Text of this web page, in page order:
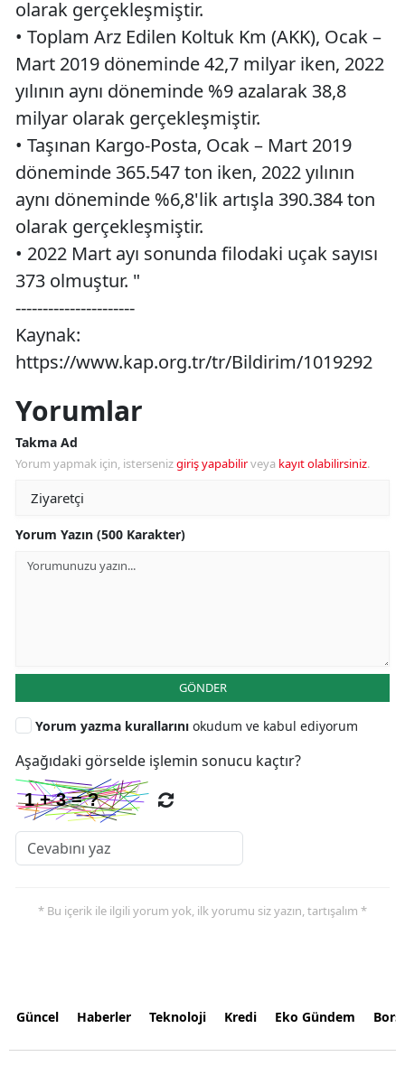
olarak gerçekleşmiştir.
• Toplam Arz Edilen Koltuk Km (AKK), Ocak –
Mart 2019 döneminde 42,7 milyar iken, 2022
yılının aynı döneminde %9 azalarak 38,8
milyar olarak gerçekleşmiştir.
• Taşınan Kargo-Posta, Ocak – Mart 2019
döneminde 365.547 ton iken, 2022 yılının
aynı döneminde %6,8'lik artışla 390.384 ton
olarak gerçekleşmiştir.
• 2022 Mart ayı sonunda filodaki uçak sayısı
373 olmuştur. "
----------------------
Kaynak:
https://www.kap.org.tr/tr/Bildirim/1019292
Yorumlar
Takma Ad
Yorum yapmak için, istersenizgiriş yapabilirveya kayıt olabilirsiniz.
Yorum Yazın (500 Karakter)
GÖNDER
Yorum yazma kurallarını okudum ve kabul ediyorum
Aşağıdaki görselde işlemin sonucu kaçtır?
* Bu içerik ile ilgili yorum yok, ilk yorumu siz yazın, tartışalım *
Güncel Haberler Teknoloji Kredi Eko Gündem